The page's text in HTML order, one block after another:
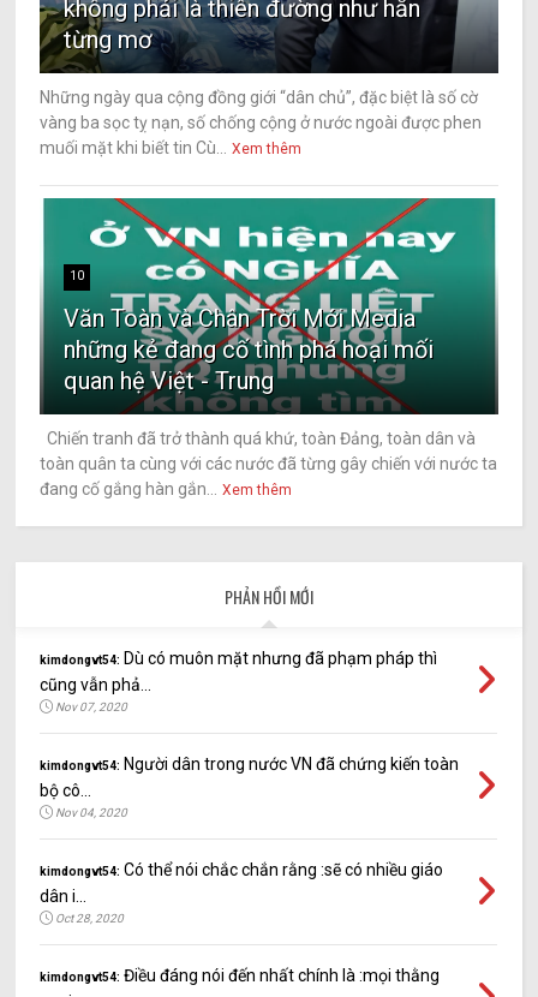
không phải là thiên đường như hắn
từng mơ
Những ngày qua cộng đồng giới “dân chủ”, đặc biệt là số cờ
vàng ba sọc tỵ nạn, số chống cộng ở nước ngoài được phen
muối mặt khi biết tin Cù...
Xem thêm
10
Văn Toàn và Chân Trời Mới Media
những kẻ đang cố tình phá hoại mối
quan hệ Việt - Trung
Chiến tranh đã trở thành quá khứ, toàn Đảng, toàn dân và
toàn quân ta cùng với các nước đã từng gây chiến với nước ta
đang cố gắng hàn gắn...
Xem thêm
PHẢN HỒI MỚI
kimdongvt54: Dù có muôn mặt nhưng đã phạm pháp thì
cũng vẫn phả...
Nov 07, 2020
kimdongvt54: Người dân trong nước VN đã chứng kiến toàn
bộ cô...
Nov 04, 2020
kimdongvt54: Có thể nói chắc chắn rằng :sẽ có nhiều giáo
dân i...
Oct 28, 2020
kimdongvt54: Điều đáng nói đến nhất chính là :mọi thằng